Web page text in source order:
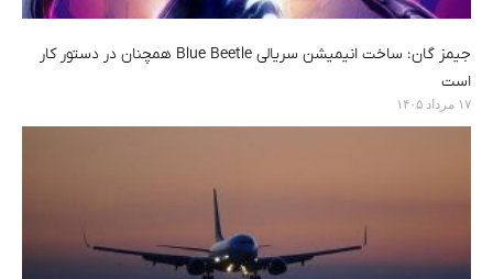
جیمز گان: ساخت انیمیشن سریالی Blue Beetle همچنان در دستور کار
است
۱۷ مرداد ۱۴۰۵